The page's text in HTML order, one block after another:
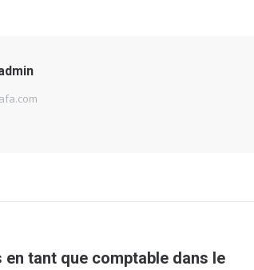
tant que comptable dans le